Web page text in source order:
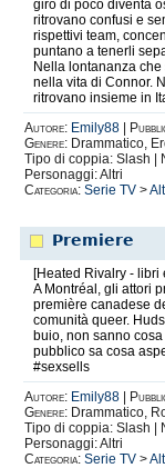
giro di poco diventa
ritrovano confusi e
rispettivi team,
puntano a tenerli
Nella lontananza
nella vita di Connor.
ritrovano insieme in
Autore: Emily88
Genere: Drammatico,
Tipo di coppia: Slash |
Personaggi: Altri
Categoria: Serie TV >
𝗣𝗿𝗲𝗺𝗶𝗲𝗿𝗲
[Heated Rivalry - libri
A Montréal, gli attori
première canadese
comunità queer.
buio, non sanno
pubblico sa cosa
#sexsells
Autore: Emily88
Genere: Drammatico,
Tipo di coppia: Slash |
Personaggi: Altri
Categoria: Serie TV >